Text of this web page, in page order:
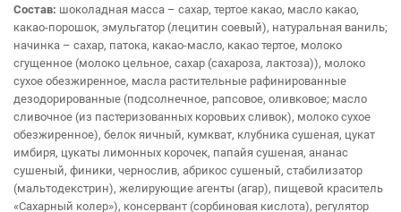
Состав: шоколадная масса – сахар, тертое какао, масло какао,
какао-порошок, эмульгатор (лецитин соевый), натуральная ваниль;
начинка – сахар, патока, какао-масло, какао тертое, молоко
сгущенное (молоко цельное, сахар (сахароза, лактоза)), молоко
сухое обезжиренное, масла растительные рафинированные
дезодорированные (подсолнечное, рапсовое, оливковое; масло
сливочное (из пастеризованных коровьих сливок), молоко сухое
обезжиренное), белок яичный, кумкват, клубника сушеная, цукат
имбиря, цукаты лимонных корочек, папайя сушеная, ананас
сушеный, финики, чернослив, абрикос сушеный, стабилизатор
(мальтодекстрин), желирующие агенты (агар), пищевой краситель
«Сахарный колер»), консервант (сорбиновая кислота), регулятор